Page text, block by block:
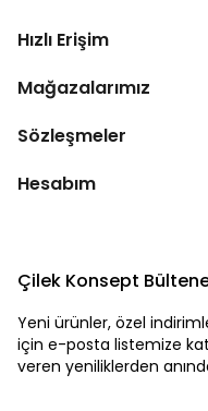
Hızlı Erişim
Mağazalarımız
Sözleşmeler
Hesabım
Çilek Konsept
Yeni ürünler, özel
için e-posta listemize
veren yeniliklerden